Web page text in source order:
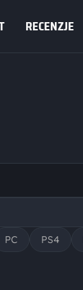
RECENZJE
PC PS4